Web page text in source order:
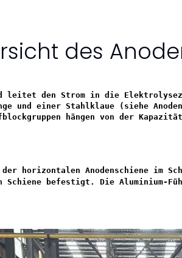
des
leitet den Strom in die
und einer Stahlklaue (siehe
hängen von der
horizontalen Anodenschiene im
befestigt. Die Aluminium-